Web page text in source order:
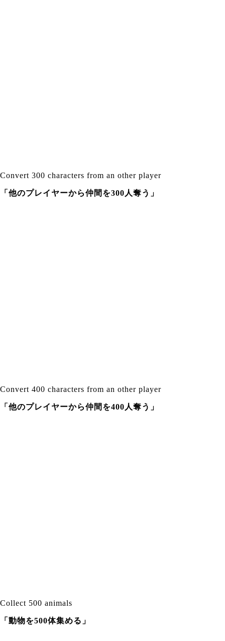
Convert 300 characters from an other player
「他のプレイヤーから仲間を300人奪う」
Convert 400 characters from an other player
「他のプレイヤーから仲間を400人奪う」
Collect 500 animals
「動物を500体集める」